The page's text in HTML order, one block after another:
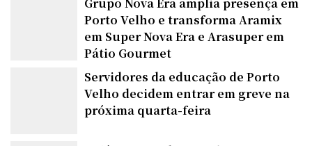
Porto Velho e transforma Aramix
em Super Nova Era e Arasuper em
Pátio Gourmet
Servidores da educação de Porto
Velho decidem entrar em greve na
próxima quarta-feira